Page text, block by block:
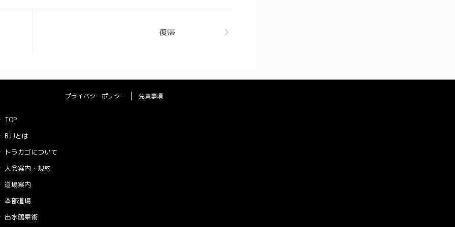
復帰
プライバシーポリシー 免責事項
TOP
BJJとは
トラカゴについて
入会案内・規約
道場案内
本部道場
出水鶴柔術